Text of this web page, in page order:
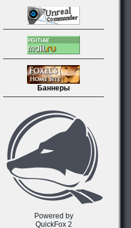
Баннеры
Powered by
QuickFox 2